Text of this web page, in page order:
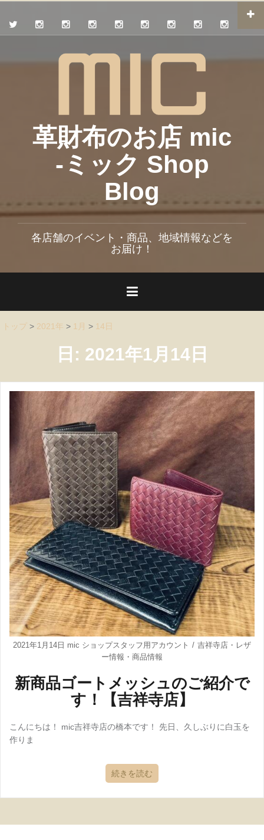
革財布のお店 mic
-ミック Shop
Blog
各店舗のイベント・商品、地域情報などを
お届け！
トップ > 2021年 > 1月 > 14日
日: 2021年1月14日
2021年1月14日 mic ショップスタッフ用アカウント 吉祥寺店 ・ レザ
ー情報 ・ 商品情報
新商品ゴートメッシュのご紹介で
す！【吉祥寺店】
こんにちは！ mic吉祥寺店の橋本です！ 先日、久しぶりに白玉を
作りま
続きを読む